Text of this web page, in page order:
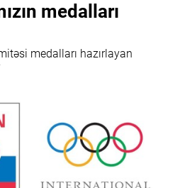
medalları
medalları hazırlayan